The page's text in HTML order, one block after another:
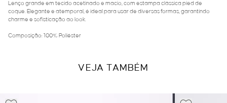
Lenço grande em tecido acetinado e macio, com estampa clássica pied de
coque. Elegante e atemporal, é ideal para usar de diversas formas, garantindo
charme e sofisticação ao look.
Composição: 100% Poliéster
VEJA TAMBÉM